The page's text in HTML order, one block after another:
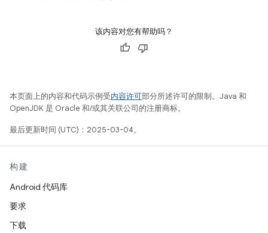
该内容对您有帮助吗？
本页面上的内容和代码示例受内容许可部分所述许可的限制。Java 和
OpenJDK 是 Oracle 和/或其关联公司的注册商标。
最后更新时间 (UTC)：2025-03-04。
构建
Android 代码库
要求
下载